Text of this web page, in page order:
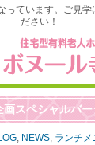
っています。ご見学
ださい！
スペシャルバー
, NEWS, ランチメ